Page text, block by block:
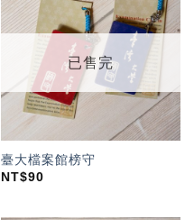
加入
「願
望輕
已售完
臺大檔案館榜守
NT$90